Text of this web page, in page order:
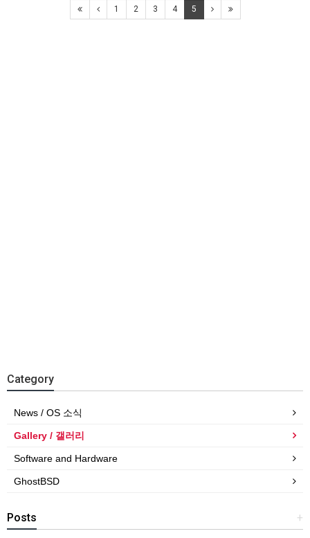
1 2 3 4 5
Category
News / OS 소식
Gallery / 갤러리
Software and Hardware
GhostBSD
+
Posts